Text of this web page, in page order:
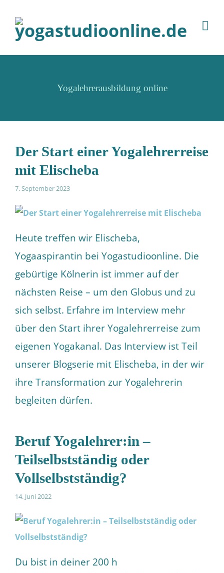
Yogalehrerausbildung online
Der Start einer Yogalehrerreise
mit Elischeba
7. September 2023
Heute treffen wir Elischeba,
Yogaaspirantin bei Yogastudioonline. Die
gebürtige Kölnerin ist immer auf der
nächsten Reise – um den Globus und zu
sich selbst. Erfahre im Interview mehr
über den Start ihrer Yogalehrerreise zum
eigenen Yogakanal. Das Interview ist Teil
unserer Blogserie mit Elischeba, in der wir
ihre Transformation zur Yogalehrerin
begleiten dürfen.
Beruf Yogalehrer:in –
Teilselbstständig oder
Vollselbstständig?
14. Juni 2022
Du bist in deiner 200 h